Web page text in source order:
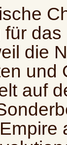
die
und
auf